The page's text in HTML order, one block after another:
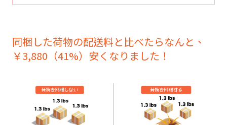
同梱した荷物の配送料と比べたらなんと、
￥3,880（41%）安くなりました！